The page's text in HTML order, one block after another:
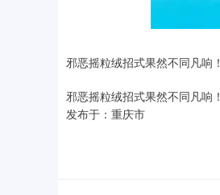
邪恶摇粒绒招式果然不同凡响！
邪恶摇粒绒招式果然不同凡响！
发布于：重庆市